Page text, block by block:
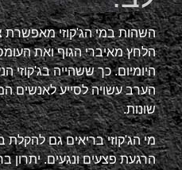
השהות במי הג'קוזי מאפשרת
הלחץ מאיברי הגוף ואת
היומיום. כך ששהייה בג'קוזי
הערב עשויה לסייע לאנשים
שונות.
מי הג'קוזי בריאים גם להקלת
הרגעת פצעים ונגעים. יתרון